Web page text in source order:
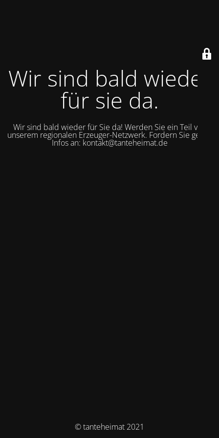
Wir sind bald wieder
für sie da.
Wir sind bald wieder für Sie da! Werden Sie ein Teil von
unserem regionalen Erzeuger-Netzwerk. Fordern Sie gerne
Infos an: kontakt@tanteheimat.de
© tanteheimat 2021